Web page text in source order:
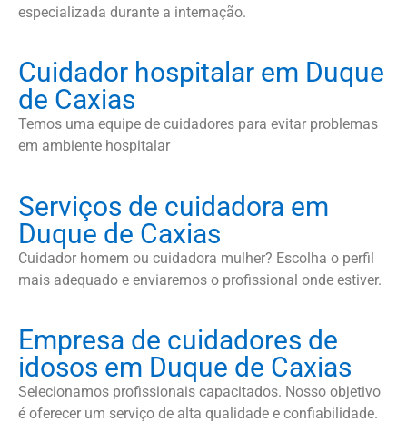
especializada durante a internação.
Cuidador hospitalar em Duque
de Caxias
Temos uma equipe de cuidadores para evitar problemas
em ambiente hospitalar
Serviços de cuidadora em
Duque de Caxias
Cuidador homem ou cuidadora mulher? Escolha o perfil
mais adequado e enviaremos o profissional onde estiver.
Empresa de cuidadores de
idosos em Duque de Caxias
Selecionamos profissionais capacitados. Nosso objetivo
é oferecer um serviço de alta qualidade e confiabilidade.